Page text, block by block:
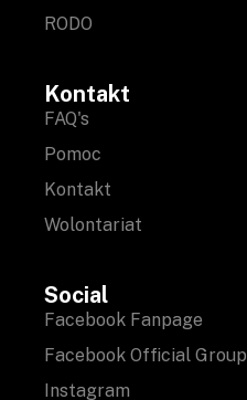
RODO
Kontakt
FAQ's
Pomoc
Kontakt
Wolontariat
Social
Facebook Fanpage
Facebook Official Group
Instagram